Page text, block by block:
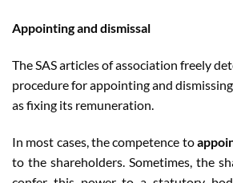
Appointing and dismissal
The SAS articles of association freely
procedure for appointing and
as fixing its remuneration.
In most cases, the competence to
to the shareholders. Sometimes, the